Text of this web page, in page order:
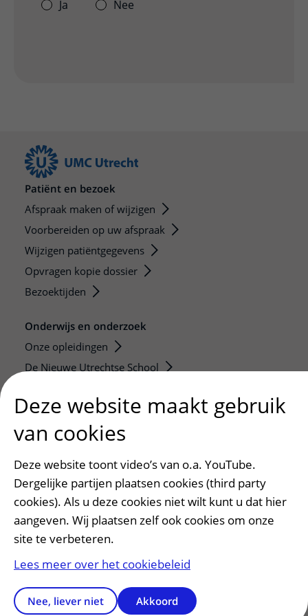
Ja
Nee
Patiënt en bezoek
Afspraak maken of wijzigen
Voorbereiden op uw afspraak
Wijzigen patiëntgegevens
Opvragen kopie dossier
Bezoektijden
Onderwijs en onderzoek
Onze opleidingen
De Nieuwe Utrechtse School
Research
Strategic programs
Researchers
Research technologies
Verwijzers
Mijn patiënt verwijzen
Teleconsult aanvragen
Diagnostiek aanvragen
Zorgverlenersportaal
Deze website maakt gebruik
van cookies
Deze website toont video’s van o.a. YouTube.
Dergelijke partijen plaatsen cookies (third party
cookies). Als u deze cookies niet wilt kunt u dat hier
aangeven. Wij plaatsen zelf ook cookies om onze
site te verbeteren.
Lees meer over het cookiebeleid
Nee, liever niet Akkoord